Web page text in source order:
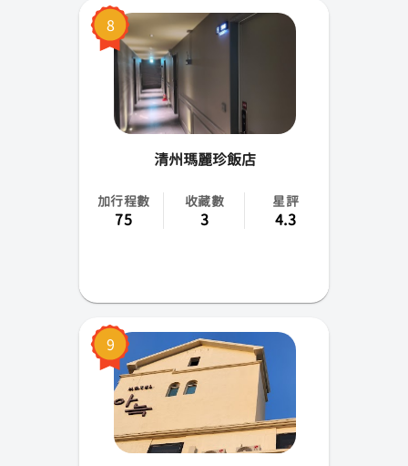
8
清州瑪麗珍飯店
加行程數
75
收藏數
3
星評
4.3
9